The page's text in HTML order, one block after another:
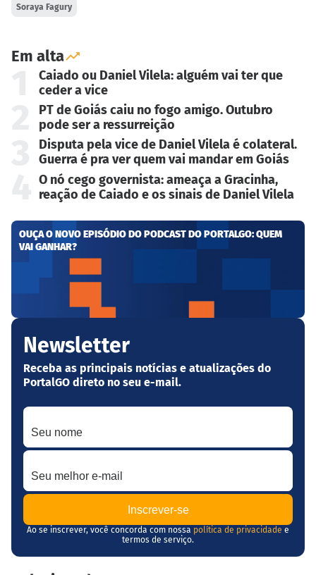
Soraya Fagury
Em alta
Caiado ou Daniel Vilela: alguém vai ter que
ceder a vice
PT de Goiás caiu no fogo amigo. Outubro
pode ser a ressurreição
Disputa pela vice de Daniel Vilela é colateral.
Guerra é pra ver quem vai mandar em Goiás
O nó cego governista: ameaça a Gracinha,
reação de Caiado e os sinais de Daniel Vilela
OUÇA O NOVO EPISÓDIO DO PODCAST DO PORTALGO: QUEM
VAI GANHAR?
Newsletter
Receba as principais notícias e atualizações do
PortalGO direto no seu e-mail.
Seu nome
Seu melhor e-mail
Ao se inscrever, você concorda com nossa política de privacidade e
termos de serviço.